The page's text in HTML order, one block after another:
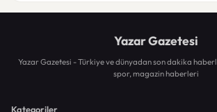
Yazar Gazetesi
Yazar Gazetesi - Türkiye ve dünyadan son dakika
spor, magazin haberleri
Kategoriler